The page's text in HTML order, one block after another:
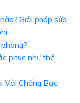
Giải pháp sửa
phục như thế
Vải Chống Bạc